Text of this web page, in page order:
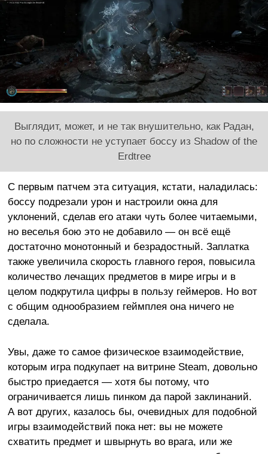
Выглядит, может, и не так внушительно, как Радан,
но по сложности не уступает боссу из Shadow of the
Erdtree
С первым патчем эта ситуация, кстати, наладилась:
боссу подрезали урон и настроили окна для
уклонений, сделав его атаки чуть более читаемыми,
но веселья бою это не добавило — он всё ещё
достаточно монотонный и безрадостный. Заплатка
также увеличила скорость главного героя, повысила
количество лечащих предметов в мире игры и в
целом подкрутила цифры в пользу геймеров. Но вот
с общим однообразием геймплея она ничего не
сделала.
Увы, даже то самое физическое взаимодействие,
которым игра подкупает на витрине Steam, довольно
быстро приедается — хотя бы потому, что
ограничивается лишь пинком да парой заклинаний.
А вот других, казалось бы, очевидных для подобной
игры взаимодействий пока нет: вы не можете
схватить предмет и швырнуть во врага, или же